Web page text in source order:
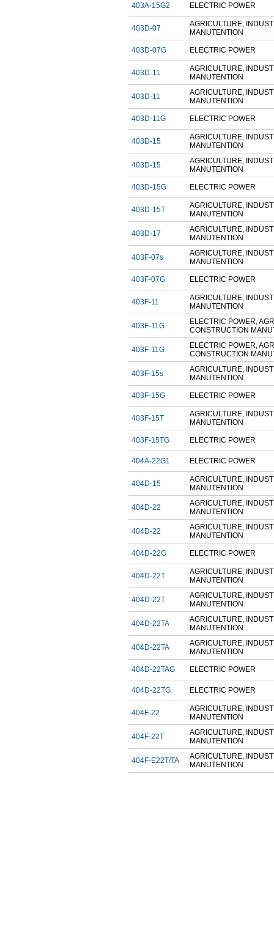
403A-15G2 ELECTRIC POWER
403D-07
AGRICULTURE,
MANUTENTION
403D-07G ELECTRIC POWER
403D-11
AGRICULTURE,
MANUTENTION
403D-11
AGRICULTURE,
MANUTENTION
403D-11G ELECTRIC POWER
403D-15
AGRICULTURE,
MANUTENTION
403D-15
AGRICULTURE,
MANUTENTION
403D-15G ELECTRIC POWER
403D-15T
AGRICULTURE,
MANUTENTION
403D-17
AGRICULTURE,
MANUTENTION
403F-07s
AGRICULTURE,
MANUTENTION
403F-07G ELECTRIC POWER
403F-11
AGRICULTURE,
MANUTENTION
403F-11G
ELECTRIC POWER,
CONSTRUCTION
403F-11G
ELECTRIC POWER,
CONSTRUCTION
403F-15s
AGRICULTURE,
MANUTENTION
403F-15G ELECTRIC POWER
403F-15T
AGRICULTURE,
MANUTENTION
403F-15TG ELECTRIC POWER
404A-22G1 ELECTRIC POWER
404D-15
AGRICULTURE,
MANUTENTION
404D-22
AGRICULTURE,
MANUTENTION
404D-22
AGRICULTURE,
MANUTENTION
404D-22G ELECTRIC POWER
404D-22T
AGRICULTURE,
MANUTENTION
404D-22T
AGRICULTURE,
MANUTENTION
404D-22TA
AGRICULTURE,
MANUTENTION
404D-22TA
AGRICULTURE,
MANUTENTION
404D-22TAG ELECTRIC POWER
404D-22TG ELECTRIC POWER
404F-22
AGRICULTURE,
MANUTENTION
404F-22T
AGRICULTURE,
MANUTENTION
404F-E22T/TA
AGRICULTURE,
MANUTENTION